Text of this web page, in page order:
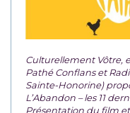
Culturellement Vôtre,
Pathé Conflans et
Sainte-Honorine)
L’Abandon – les 11
Présentation du film